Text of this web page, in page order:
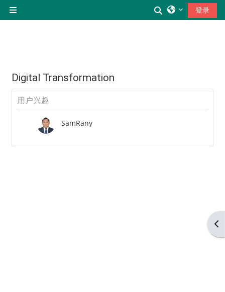
停靠面板
切换搜索输入
登录
Digital Transformation
用户兴趣
SamRany